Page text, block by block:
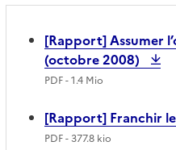
[Rapport] Assumer
(octobre 2008)
PDF- 1.4 Mio
[Rapport] Franchir
PDF- 377.8 kio